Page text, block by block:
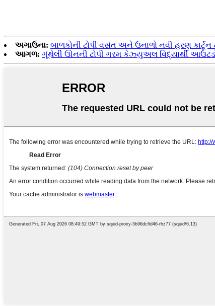
અગાઉના: બાળકોની ટોપી વસંત અને ઉનાળો નવી હરણ કાર્ટૂન
આગળ: ગૂંથેલી ઊનની ટોપી ગરમ કેઝ્યુઅલ વિદ્યાર્થી